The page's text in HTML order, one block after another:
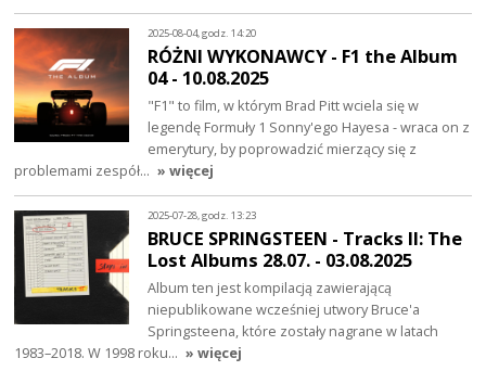
2025-08-04, godz. 14:20
RÓŻNI WYKONAWCY - F1 the Album
04 - 10.08.2025
"F1" to film, w którym Brad Pitt wciela się w
legendę Formuły 1 Sonny'ego Hayesa - wraca on z
emerytury, by poprowadzić mierzący się z
problemami zespół… » więcej
2025-07-28, godz. 13:23
BRUCE SPRINGSTEEN - Tracks II: The
Lost Albums 28.07. - 03.08.2025
Album ten jest kompilacją zawierającą
niepublikowane wcześniej utwory Bruce'a
Springsteena, które zostały nagrane w latach
1983–2018. W 1998 roku… » więcej